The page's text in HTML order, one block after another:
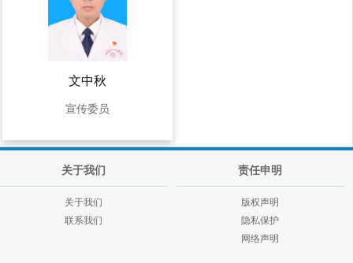
文中秋
宣传委员
关于我们
关于我们
联系我们
责任申明
版权声明
隐私保护
网络声明